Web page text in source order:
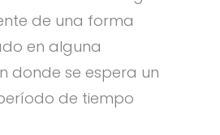
de una forma
en alguna
donde se espera un
de tiempo